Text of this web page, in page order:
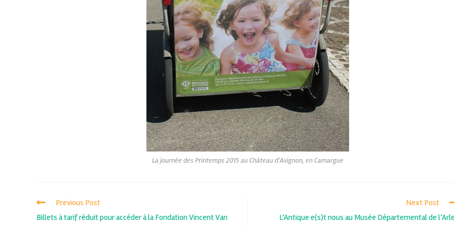
La journée des Printemps 2015 au Château d’Avignon, en Camargue
Previous Post
Billets à tarif réduit pour accéder à la Fondation Vincent Van
Next Post
L’Antique e(s)t nous au Musée Départemental de